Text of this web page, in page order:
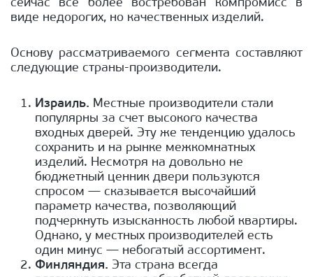
сейчас все более востребован компромисс в
виде недорогих, но качественных изделий.
Основу рассматриваемого сегмента составляют
следующие страны-производители.
Израиль. Местные производители стали
популярны за счет высокого качества
входных дверей. Эту же тенденцию удалось
сохранить и на рынке межкомнатных
изделий. Несмотря на довольно не
бюджетный ценник двери пользуются
спросом — сказывается высочайший
параметр качества, позволяющий
подчеркнуть изысканность любой квартиры.
Однако, у местных производителей есть
один минус — небогатый ассортимент.
Финляндия. Эта страна всегда